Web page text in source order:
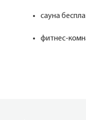
сауна
фитнес-